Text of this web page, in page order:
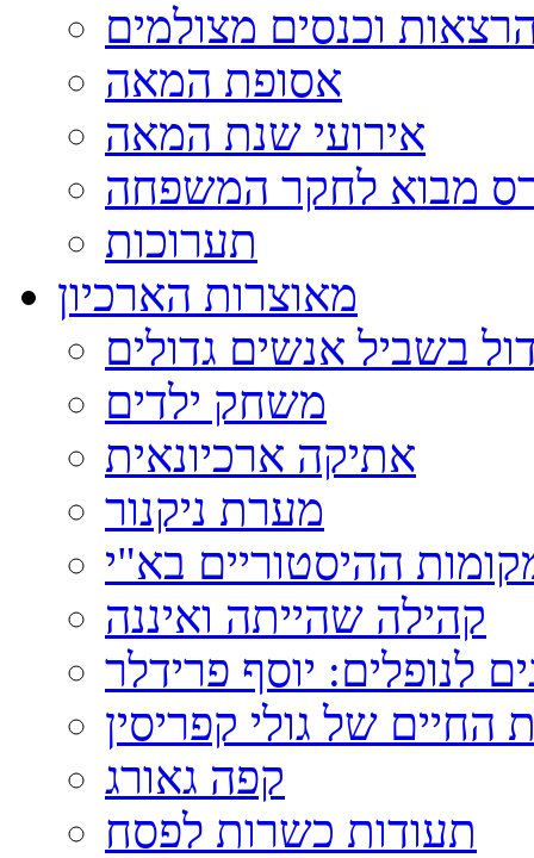
וכנסים מצולמים
אסופת המאה
אירועי שנת המאה
מבוא לחקר המשפחה
תערוכות
מאוצרות הארכיון
בשביל אנשים גדולים
משחק ילדים
אתיקה ארכיונאית
מערת ניקנור
ההיסטוריים בא"י
קהילה שהייתה ואיננה
לנופלים: יוסף פרידלר
החיים של גולי קפריסין
קפה גאורג
תעודות כשרות לפסח